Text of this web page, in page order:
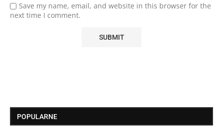
Save my name, email, and website in this browser for the
next time I comment.
POPULARNE